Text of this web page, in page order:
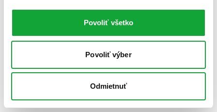
Povoliť všetko
Povoliť výber
Odmietnuť